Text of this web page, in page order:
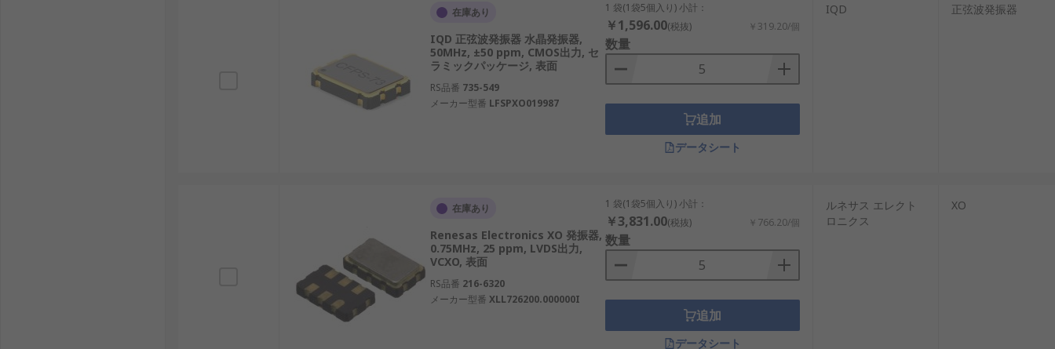
在庫あり
IQD 正弦波発振器 水晶発振器,
50MHz, ±50 ppm, CMOS出力, セ
ラミックパッケージ, 表面
RS品番 735-549
メーカー型番 LFSPXO019987
1 袋(1袋5個入り) 小計：
￥1,596.00(税抜) ￥319.20/個
数量
追加
データシート
IQD 正弦波発振器
在庫あり
Renesas Electronics XO 発振器,
0.75MHz, 25 ppm, LVDS出力,
VCXO, 表面
RS品番 216-6320
メーカー型番 XLL726200.000000I
1 袋(1袋5個入り) 小計：
￥3,831.00(税抜) ￥766.20/個
数量
追加
データシート
ルネサス エレクト
ロニクス
XO